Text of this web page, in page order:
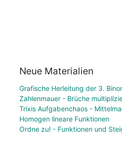
Neue Materialien
Grafische Herleitung der 3.
Zahlenmauer - Brüche
Trixis Aufgabenchaos -
Homogen lineare Funktionen
Ordne zu! - Funktionen und